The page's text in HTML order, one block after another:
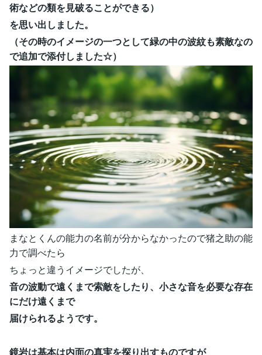
術などの類を見破ることができる）
を思い出しました。
（その時のイメージの一つとして緑の中の波紋も素敵なの
で追加で添付しました☆）
まなとくんの能力の名前が分からなかったので猪之助の能
力で調べたら
ちょっと違うイメージでしたが、
音の波動で遠くまで索敵をしたり、小さな音を必要な存在
にだけ遠くまで
届けられるようです。
鏡岩は基本は内面の真実を探り出すものですが